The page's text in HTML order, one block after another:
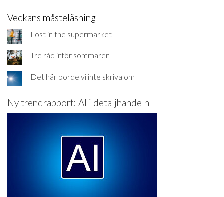
Veckans måsteläsning
Lost in the supermarket
Tre råd inför sommaren
Det här borde vi inte skriva om
Ny trendrapport: AI i detaljhandeln